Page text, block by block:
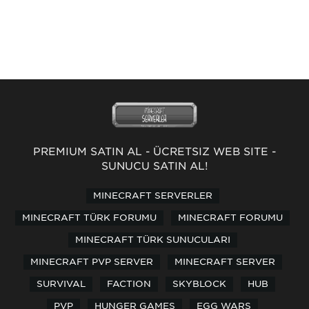
PREMİUM SATIN AL - ÜCRETSİZ WEB SİTE -
SUNUCU SATIN AL!
MINECRAFT SERVERLER
MINECRAFT TÜRK FORUMU MINECRAFT FORUMU
MINECRAFT TÜRK SUNUCULARI
MINECRAFT PVP SERVER MINECRAFT SERVER
SURVIVAL FACTION SKYBLOCK HUB
PVP HUNGER GAMES EGG WARS